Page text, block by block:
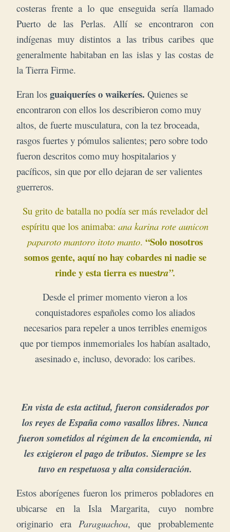
costeras frente a lo que enseguida sería llamado
Puerto de las Perlas. Allí se encontraron con
indígenas muy distintos a las tribus caribes que
generalmente habitaban en las islas y las costas de
la Tierra Firme.
Eran los guaiqueríes o waikeríes. Quienes se
encontraron con ellos los describieron como muy
altos, de fuerte musculatura, con la tez broceada,
rasgos fuertes y pómulos salientes; pero sobre todo
fueron descritos como muy hospitalarios y
pacíficos, sin que por ello dejaran de ser valientes
guerreros.
Su grito de batalla no podía ser más revelador del
espíritu que los animaba: ana karina rote aunicon
paparoto mantoro itoto manto. “Solo nosotros
somos gente, aquí no hay cobardes ni nadie se
rinde y esta tierra es nuestra”.
Desde el primer momento vieron a los
conquistadores españoles como los aliados
necesarios para repeler a unos terribles enemigos
que por tiempos inmemoriales los habían asaltado,
asesinado e, incluso, devorado: los caribes.
En vista de esta actitud, fueron considerados por
los reyes de España como vasallos libres.Nunca
fueron sometidos al régimen de la encomienda, ni
les exigieron el pago de tributos.​ Siempre se les
tuvo en respetuosa y alta consideración.
Estos aborígenes fueron los primeros pobladores en
ubicarse en la Isla Margarita, cuyo nombre
originario era Paraguachoa, que probablemente